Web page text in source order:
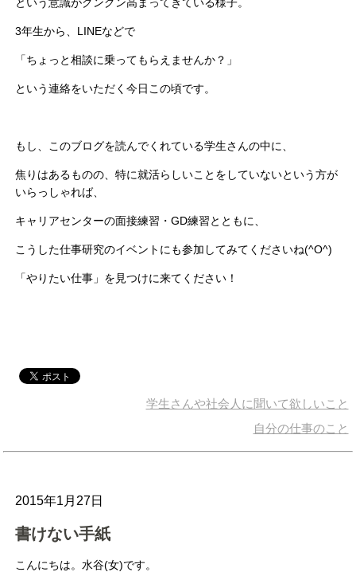
3年生から、LINEなどで
「ちょっと相談に乗ってもらえませんか？」
という連絡をいただく今日この頃です。
もし、このブログを読んでくれている学生さんの中に、
焦りはあるものの、特に就活らしいことをしていないという方が
いらっしゃれば、
キャリアセンターの面接練習・GD練習とともに、
こうした仕事研究のイベントにも参加してみてくださいね(^O^)
「やりたい仕事」を見つけに来てください！
学生さんや社会人に聞いて欲しいこと
自分の仕事のこと
2015年1月27日
書けない手紙
こんにちは。水谷(女)です。